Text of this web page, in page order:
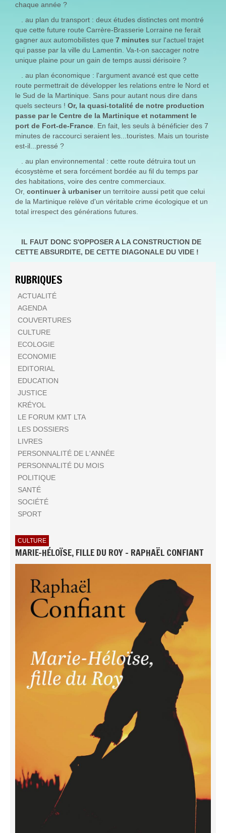
chaque année ?
. au plan du transport : deux études distinctes ont montré
que cette future route Carrère-Brasserie Lorraine ne ferait
gagner aux automobilistes que 7 minutes sur l'actuel trajet
qui passe par la ville du Lamentin. Va-t-on saccager notre
unique plaine pour un gain de temps aussi dérisoire ?
. au plan économique : l'argument avancé est que cette
route permettrait de développer les relations entre le Nord et
le Sud de la Martinique. Sans pour autant nous dire dans
quels secteurs ! Or, la quasi-totalité de notre production
passe par le Centre de la Martinique et notamment le
port de Fort-de-France . En fait, les seuls à bénéficier des 7
minutes de raccourci seraient les...touristes. Mais un touriste
est-il...pressé ?
. au plan environnemental : cette route détruira tout un
écosystème et sera forcément bordée au fil du temps par
des habitations, voire des centre commerciaux.
Or, continuer à urbaniser un territoire aussi petit que celui
de la Martinique relève d'un véritable crime écologique et un
total irrespect des générations futures.
IL FAUT DONC S'OPPOSER A LA CONSTRUCTION DE
CETTE ABSURDITE, DE CETTE DIAGONALE DU VIDE !
RUBRIQUES
ACTUALITÉ
AGENDA
COUVERTURES
CULTURE
ECOLOGIE
ECONOMIE
EDITORIAL
EDUCATION
JUSTICE
KRÉYOL
LE FORUM KMT LTA
LES DOSSIERS
LIVRES
PERSONNALITÉ DE L'ANNÉE
PERSONNALITÉ DU MOIS
POLITIQUE
SANTÉ
SOCIÉTÉ
SPORT
CULTURE
MARIE-HÉLOÏSE, FILLE DU ROY - RAPHAËL CONFIANT